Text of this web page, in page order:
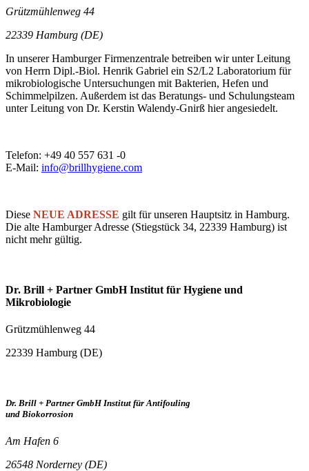
Grützmühlenweg 44
22339 Hamburg (DE)
In unserer Hamburger Firmenzentrale betreiben wir unter Leitung
von Herrn Dipl.-Biol. Henrik Gabriel ein S2/L2 Laboratorium für
mikrobiologische Untersuchungen mit Bakterien, Hefen und
Schimmelpilzen. Außerdem ist das Beratungs- und Schulungsteam
unter Leitung von Dr. Kerstin Walendy-Gnirß hier angesiedelt.
Telefon: +49 40 557 631 -0
E-Mail: info@brillhygiene.com
Diese NEUE ADRESSE gilt für unseren Hauptsitz in Hamburg.
Die alte Hamburger Adresse (Stiegstück 34, 22339 Hamburg) ist
nicht mehr gültig.
Dr. Brill + Partner GmbH Institut für Hygiene und
Mikrobiologie
Grützmühlenweg 44
22339 Hamburg (DE)
Dr. Brill + Partner GmbH Institut für Antifouling
und Biokorrosion
Am Hafen 6
26548 Norderney (DE)